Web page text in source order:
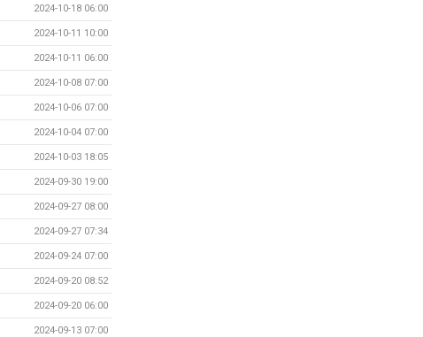
2024-10-18 06:00
2024-10-11 10:00
2024-10-11 06:00
2024-10-08 07:00
2024-10-06 07:00
2024-10-04 07:00
2024-10-03 18:05
2024-09-30 19:00
2024-09-27 08:00
2024-09-27 07:34
2024-09-24 07:00
2024-09-20 08:52
2024-09-20 06:00
2024-09-13 07:00